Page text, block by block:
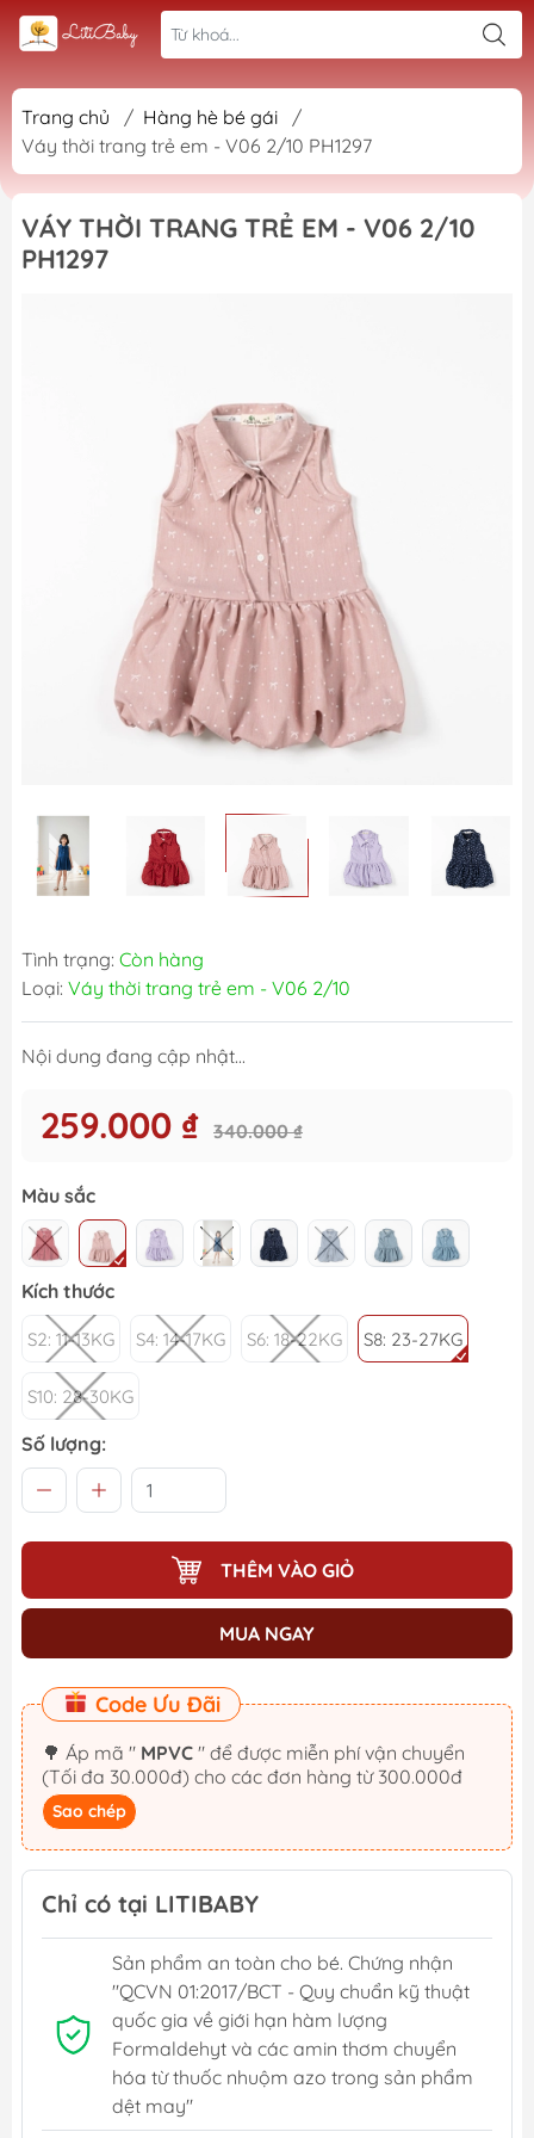
Trang chủ / Hàng hè bé gái
/
Váy thời trang trẻ em - V06 2/10 PH1297
VÁY THỜI TRANG TRẺ EM - V06 2/10
PH1297
Tình trạng: Còn hàng
Loại: Váy thời trang trẻ em - V06 2/10
Nội dung đang cập nhật...
259.000 ₫ 340.000 ₫
Màu sắc
Kích thước
S2: 11-13KG S4: 14-17KG S6: 18-22KG S8: 23-27KG
S10: 28-30KG
Số lượng:
THÊM VÀO GIỎ
MUA NGAY
Code Ưu Đãi
🌳 Áp mã " MPVC " để được miễn phí vận chuyển
(Tối đa 30.000đ) cho các đơn hàng từ 300.000đ
Sao chép
Chỉ có tại LITIBABY
Sản phẩm an toàn cho bé. Chứng nhận
"QCVN 01:2017/BCT - Quy chuẩn kỹ thuật
quốc gia về giới hạn hàm lượng
Formaldehyt và các amin thơm chuyển
hóa từ thuốc nhuộm azo trong sản phẩm
dệt may"